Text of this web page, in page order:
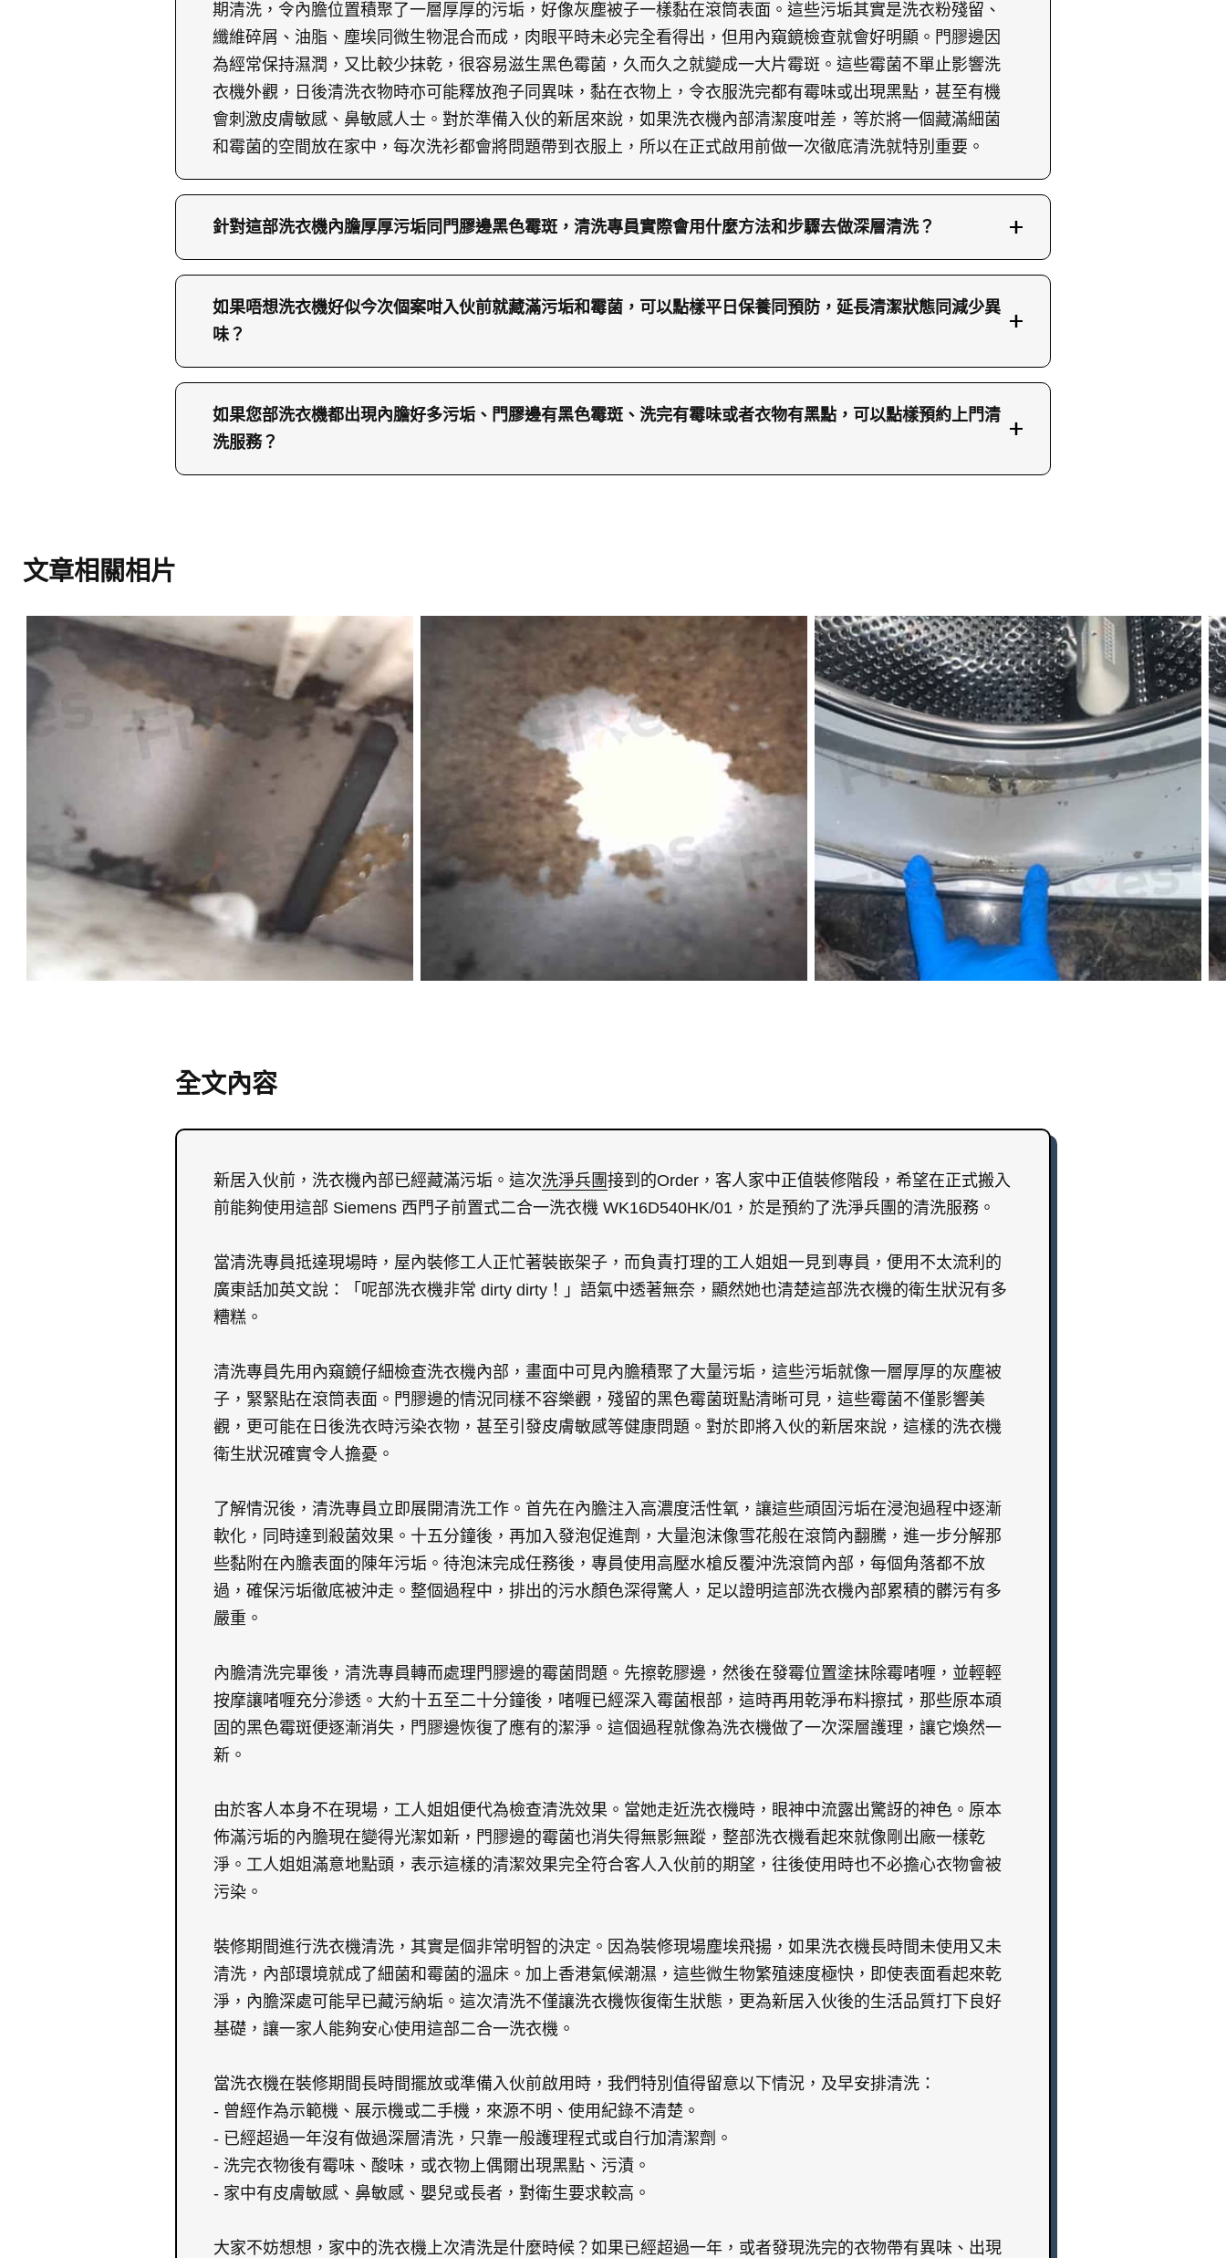
期清洗，令內膽位置積聚了一層厚厚的污垢，好像灰塵被子一樣黏在滾筒表面。這些污垢其實是洗衣粉殘留、
纖維碎屑、油脂、塵埃同微生物混合而成，肉眼平時未必完全看得出，但用內窺鏡檢查就會好明顯。門膠邊因
為經常保持濕潤，又比較少抹乾，很容易滋生黑色霉菌，久而久之就變成一大片霉斑。這些霉菌不單止影響洗
衣機外觀，日後清洗衣物時亦可能釋放孢子同異味，黏在衣物上，令衣服洗完都有霉味或出現黑點，甚至有機
會刺激皮膚敏感、鼻敏感人士。對於準備入伙的新居來說，如果洗衣機內部清潔度咁差，等於將一個藏滿細菌
和霉菌的空間放在家中，每次洗衫都會將問題帶到衣服上，所以在正式啟用前做一次徹底清洗就特別重要。
針對這部洗衣機內膽厚厚污垢同門膠邊黑色霉斑，清洗專員實際會用什麼方法和步驟去做深層清洗？
面對這類洗衣機內部藏滿污垢的個案，清洗專員會先用內窺鏡詳細檢查，記錄內膽同門膠邊的實際情況，之後
才開始分步處理。第一步是處理內膽：會先在滾筒內加入適當比例的高濃度活性氧清洗液，讓機內注水至指定
水位，再讓它靜置浸泡一段時間，令黏在金屬表面的陳年污垢慢慢軟化，同時做到殺菌同分解異味的效果。之
慢慢推走。完成浸泡後，清洗專員會用高壓水槍反覆沖洗內膽，亦會配合轉動滾筒，逐格沖走殘留污水，確保
清洗劑和污垢完全排走，不會殘留在機內。之後就到門膠邊：會先抹乾膠邊水分，再在霉斑位置均勻塗上除霉
啫喱，用手指或工具輕力按摩，等啫喱真正滲入霉菌根部，靜置大約十五至二十分鐘，再用乾淨布抹走已被分
如果唔想洗衣機好似今次個案咁入伙前就藏滿污垢和霉菌，可以點樣平日保養同預防，延長清潔狀態同減少異
味？
要避免洗衣機出現內膽一層厚污垢、門膠邊滿布霉斑的情況，平日使用同保養習慣好重要。首先，每次洗完衫
後，建議打開機門同洗衣粉盒，至少保持半小時至一小時通風，等機內自然風乾，減少長期潮濕環境，霉菌就
不易滋生。第二，門膠邊可以定期用乾淨布或紙巾抹乾，特別是摺位同邊緣位置，避免洗衣水同洗衣劑殘留變
如果您部洗衣機都出現內膽好多污垢、門膠邊有黑色霉斑、洗完有霉味或者衣物有黑點，可以點樣預約上門清
洗服務？
圍覆蓋全港，大部分地區都可以安排上門，包括入伙前的新居、裝修中的單位或者已經用咗好多年的舊樓單
位。我們會盡力按照您時間去安排行程，令您可以盡快用返一部乾淨、放心的洗衣機。
文章相關相片
全文內容
新居入伙前，洗衣機內部已經藏滿污垢。這次洗淨兵團接到的Order，客人家中正值裝修階段，希望在正式搬入
前能夠使用這部 Siemens 西門子前置式二合一洗衣機 WK16D540HK/01，於是預約了洗淨兵團的清洗服務。
當清洗專員抵達現場時，屋內裝修工人正忙著裝嵌架子，而負責打理的工人姐姐一見到專員，便用不太流利的
廣東話加英文說：「呢部洗衣機非常 dirty dirty！」語氣中透著無奈，顯然她也清楚這部洗衣機的衛生狀況有多
糟糕。
清洗專員先用內窺鏡仔細檢查洗衣機內部，畫面中可見內膽積聚了大量污垢，這些污垢就像一層厚厚的灰塵被
子，緊緊貼在滾筒表面。門膠邊的情況同樣不容樂觀，殘留的黑色霉菌斑點清晰可見，這些霉菌不僅影響美
觀，更可能在日後洗衣時污染衣物，甚至引發皮膚敏感等健康問題。對於即將入伙的新居來說，這樣的洗衣機
衛生狀況確實令人擔憂。
了解情況後，清洗專員立即展開清洗工作。首先在內膽注入高濃度活性氧，讓這些頑固污垢在浸泡過程中逐漸
軟化，同時達到殺菌效果。十五分鐘後，再加入發泡促進劑，大量泡沫像雪花般在滾筒內翻騰，進一步分解那
些黏附在內膽表面的陳年污垢。待泡沫完成任務後，專員使用高壓水槍反覆沖洗滾筒內部，每個角落都不放
過，確保污垢徹底被沖走。整個過程中，排出的污水顏色深得驚人，足以證明這部洗衣機內部累積的髒污有多
嚴重。
內膽清洗完畢後，清洗專員轉而處理門膠邊的霉菌問題。先擦乾膠邊，然後在發霉位置塗抹除霉啫喱，並輕輕
按摩讓啫喱充分滲透。大約十五至二十分鐘後，啫喱已經深入霉菌根部，這時再用乾淨布料擦拭，那些原本頑
固的黑色霉斑便逐漸消失，門膠邊恢復了應有的潔淨。這個過程就像為洗衣機做了一次深層護理，讓它煥然一
新。
由於客人本身不在現場，工人姐姐便代為檢查清洗效果。當她走近洗衣機時，眼神中流露出驚訝的神色。原本
佈滿污垢的內膽現在變得光潔如新，門膠邊的霉菌也消失得無影無蹤，整部洗衣機看起來就像剛出廠一樣乾
淨。工人姐姐滿意地點頭，表示這樣的清潔效果完全符合客人入伙前的期望，往後使用時也不必擔心衣物會被
污染。
裝修期間進行洗衣機清洗，其實是個非常明智的決定。因為裝修現場塵埃飛揚，如果洗衣機長時間未使用又未
清洗，內部環境就成了細菌和霉菌的溫床。加上香港氣候潮濕，這些微生物繁殖速度極快，即使表面看起來乾
淨，內膽深處可能早已藏污納垢。這次清洗不僅讓洗衣機恢復衛生狀態，更為新居入伙後的生活品質打下良好
基礎，讓一家人能夠安心使用這部二合一洗衣機。
當洗衣機在裝修期間長時間擺放或準備入伙前啟用時，我們特別值得留意以下情況，及早安排清洗：
- 曾經作為示範機、展示機或二手機，來源不明、使用紀錄不清楚。
- 已經超過一年沒有做過深層清洗，只靠一般護理程式或自行加清潔劑。
- 洗完衣物後有霉味、酸味，或衣物上偶爾出現黑點、污漬。
- 家中有皮膚敏感、鼻敏感、嬰兒或長者，對衛生要求較高。
大家不妨想想，家中的洗衣機上次清洗是什麼時候？如果已經超過一年，或者發現洗完的衣物帶有異味、出現